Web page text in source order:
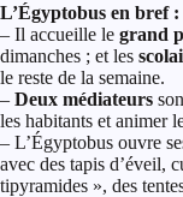
L’Égyptobus en bref :
– Il accueille le grand
dimanches ; et les
le reste de la semaine.
– Deux médiateurs
les habitants et animer
– L’Égyptobus ouvre
avec des tapis d’éveil,
tipyramides », des